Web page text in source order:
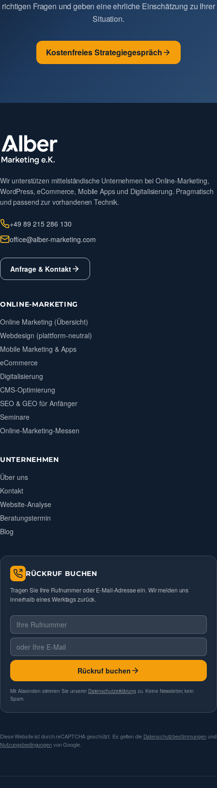
richtigen Fragen und geben eine ehrliche Einschätzung zu Ihrer
Situation.
Kostenfreies Strategiegespräch
Wir unterstützen mittelständische Unternehmen bei Online-Marketing,
WordPress, eCommerce, Mobile Apps und Digitalisierung. Pragmatisch
und passend zur vorhandenen Technik.
+49 89 215 286 130
office@alber-marketing.com
Anfrage & Kontakt
ONLINE-MARKETING
Online Marketing (Übersicht)
Webdesign (plattform-neutral)
Mobile Marketing & Apps
eCommerce
Digitalisierung
CMS-Optimierung
SEO & GEO für Anfänger
Seminare
Online-Marketing-Messen
UNTERNEHMEN
Über uns
Kontakt
Website-Analyse
Beratungstermin
Blog
RÜCKRUF BUCHEN
Tragen Sie Ihre Rufnummer oder E-Mail-Adresse ein. Wir melden uns
innerhalb eines Werktags zurück.
Telefonnummer
E-Mail
Rückruf buchen
Mit Absenden stimmen Sie unserer Datenschutzerklärung zu. Keine Newsletter, kein
Spam.
Diese Website ist durch reCAPTCHA geschützt. Es gelten die Datenschutzbestimmungenund
Nutzungsbedingungenvon Google.